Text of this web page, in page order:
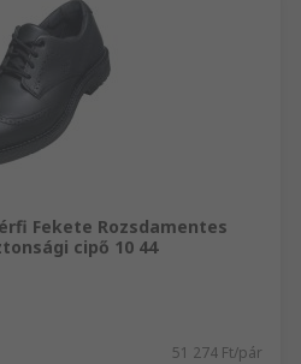
Fekete Rozsdamentes
cipő 10 44
51 274 Ft/pár